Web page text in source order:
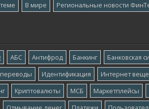
В мире Региональные новости
АБС Антифрод Банкинг Банковская
Идентификация Интернет
Криптовалюты МСБ Маркетплейсы